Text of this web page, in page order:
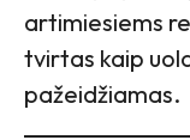
artimiesiems
tvirtas kaip
pažeidžiamas.